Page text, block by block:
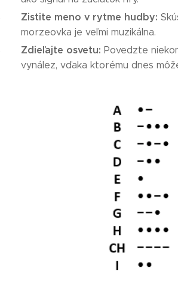
Zistite meno v rytme hudby:
morzeovka je veľmi muzikálna.
Zdieľajte osvetu: Povedzte
vynález, vďaka ktorému dnes